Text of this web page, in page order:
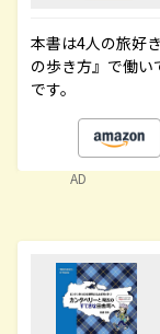
本書は4人の旅好
の歩き方』で働
です。
AD